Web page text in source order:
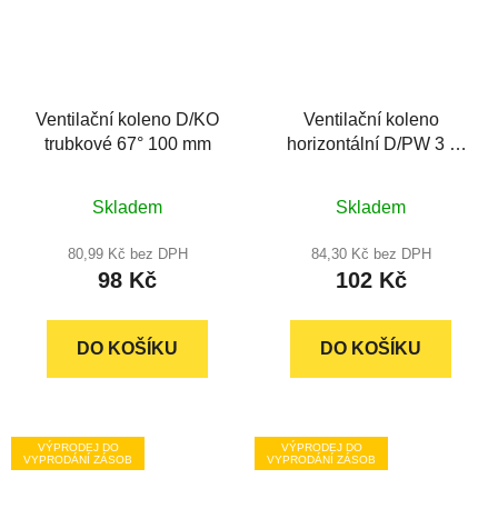
Ventilační koleno D/KO
trubkové 67° 100 mm
Skladem
80,99 Kč bez DPH
98 Kč
DO KOŠÍKU
Ventilační koleno
horizontální D/PW 3 -
Skladem
84,30 Kč bez DPH
102 Kč
DO KOŠÍKU
VÝPRODEJ DO
VYPRODÁNÍ ZÁSOB
VÝPRODEJ DO
VYPRODÁNÍ ZÁSOB